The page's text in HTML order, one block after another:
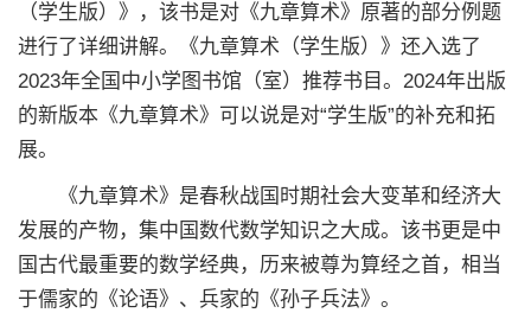
（学生版）》，该书是对《九章算术》原著的部分例题
进行了详细讲解。《九章算术（学生版）》还入选了
2023年全国中小学图书馆（室）推荐书目。2024年出版
的新版本《九章算术》可以说是对“学生版”的补充和拓
展。
《九章算术》是春秋战国时期社会大变革和经济大
发展的产物，集中国数代数学知识之大成。该书更是中
国古代最重要的数学经典，历来被尊为算经之首，相当
于儒家的《论语》、兵家的《孙子兵法》。